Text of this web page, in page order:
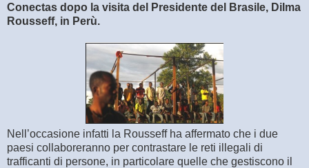
Conectas dopo la visita del Presidente del Brasile, Dilma
Rousseff, in Perù.
Nell’occasione infatti la Rousseff ha affermato che i due
paesi collaboreranno per contrastare le reti illegali di
trafficanti di persone, in particolare quelle che gestiscono il